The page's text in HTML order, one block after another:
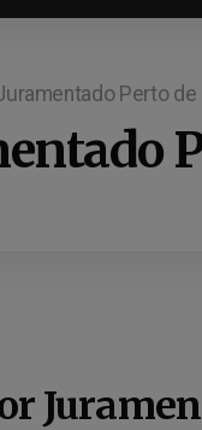
Perto de